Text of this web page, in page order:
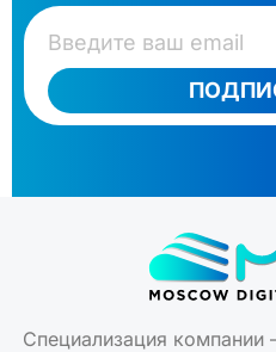
Специализация